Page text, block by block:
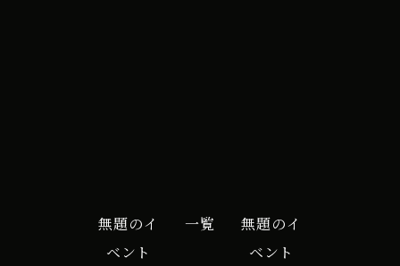
無題のイ
ベント
一覧
無題のイ
ベント